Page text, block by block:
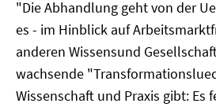
"Die Abhandlung geht von der
es - im Hinblick auf
anderen Wissensund
wachsende
Wissenschaft und Praxis gibt: Es